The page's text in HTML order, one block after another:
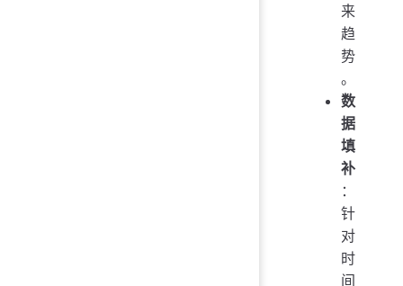
来
趋
势
。
数
据
填
补
：
针
对
时
间